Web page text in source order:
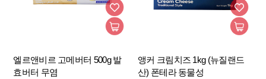
엘르앤비르 고메버터 500g 발
효버터 무염
앵커 크림치즈 1kg (뉴질랜드
산) 폰테라 동물성